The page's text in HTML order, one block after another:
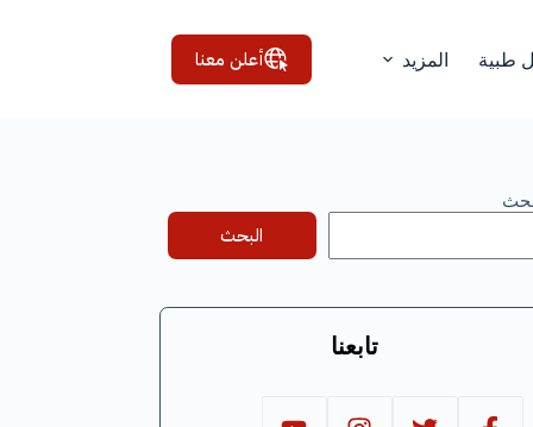
طبية المزيد أعلن معنا
البحث
تابعنا